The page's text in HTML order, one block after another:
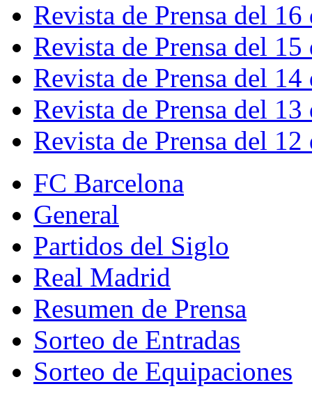
Revista de Prensa del
Revista de Prensa del
Revista de Prensa del
Revista de Prensa del
Revista de Prensa del
FC Barcelona
General
Partidos del Siglo
Real Madrid
Resumen de Prensa
Sorteo de Entradas
Sorteo de Equipaciones